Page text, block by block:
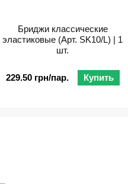
Бриджи классические
эластиковые (Арт. SK10/L) | 1
шт.
229.50 грн/пар. Купить